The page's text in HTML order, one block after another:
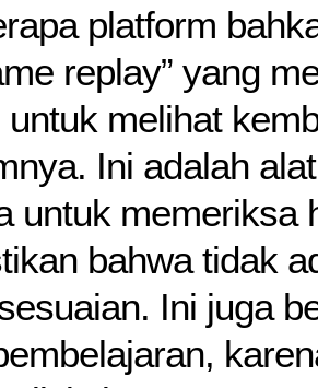
platform
replay” yang
untuk melihat
Ini adalah
untuk memeriksa
bahwa tidak
Ini juga